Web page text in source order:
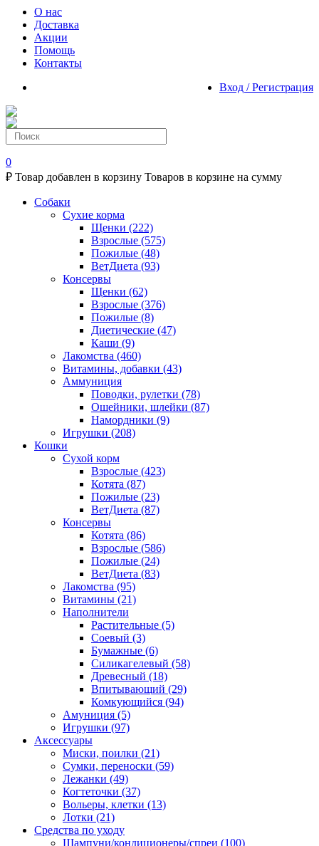
О нас
Доставка
Акции
Помощь
Контакты
Вход / Регистрация
0
₽ Товар добавлен в корзину Товаров в корзине на сумму
Собаки
Сухие корма
Щенки (222)
Взрослые (575)
Пожилые (48)
ВетДиета (93)
Консервы
Щенки (62)
Взрослые (376)
Пожилые (8)
Диетические (47)
Каши (9)
Лакомства (460)
Витамины, добавки (43)
Аммуниция
Поводки, рулетки (78)
Ошейники, шлейки (87)
Намордники (9)
Игрушки (208)
Кошки
Сухой корм
Взрослые (423)
Котята (87)
Пожилые (23)
ВетДиета (87)
Консервы
Котята (86)
Взрослые (586)
Пожилые (24)
ВетДиета (83)
Лакомства (95)
Витамины (21)
Наполнители
Растительные (5)
Соевый (3)
Бумажные (6)
Силикагелевый (58)
Древесный (18)
Впитывающий (29)
Комкующийся (94)
Амуниция (5)
Игрушки (97)
Аксессуары
Миски, поилки (21)
Сумки, переноски (59)
Лежанки (49)
Когтеточки (37)
Вольеры, клетки (13)
Лотки (21)
Средства по уходу
Шампуни/кондиционеры/спреи (100)